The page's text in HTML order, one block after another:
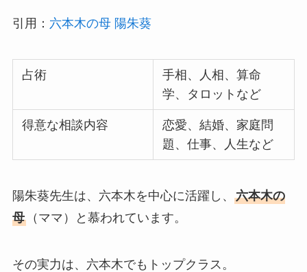
引用： 六本木の母 陽朱葵
占術
手相、人相、算命
学、タロットなど
得意な相談内容
恋愛、結婚、家庭問
題、仕事、人生など
陽朱葵先生は、六本木を中心に活躍し、 六本木の
母（ママ）と慕われています。
その実力は、六本木でもトップクラス。